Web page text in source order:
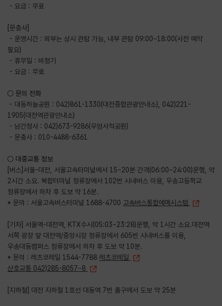
- 요금 : 무료
[문충사]
- 운영시간 : 외부는 상시 관람 가능, 내부 관람 09:00~18:00(사전 예약
필요)
- 휴무일 : 비정기
- 요금 : 무료
○ 문의 전화
- 대동하늘공원 : 042)861-1330(대전종합관광안내소), 042)221-
1905(대전역관광안내소)
- 남간정사 : 042)673-9286(우암사적공원)
- 문충사 : 010-4488-6361
○ 대중교통 정보
[버스]서울-대전, 서울고속터미널에서 15~20분 간격(06:00~24:00)운행, 약
2시간 소요. 복합터미널 정류장에서 102번 시내버스 이용, 우송고등학교
정류장에서 하차 후 도보 약 16분.
* 문의 : 서울고속버스터미널 1688-4700 고속버스통합예매시스템
[기차] 서울역-대전역, KTX수시(05:03~23:28)운행, 약 1시간 소요.대전역
서쪽 광장 앞 대전역/중앙시장 정류장에서 605번 시내버스를 이용,
우송대동캠퍼스 정류장에서 하차 후 도보 약 10분.
* 문의 : 레츠코레일 1544-7788 레츠코레일
산호교통 042)285-8057~8
[지하철] 대전 지하철 1호선 대동역 7번 출구에서 도보 약 25분